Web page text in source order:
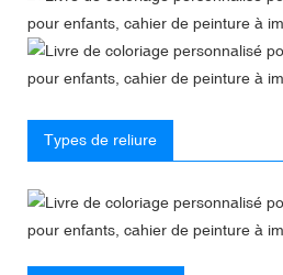
Types de reliure